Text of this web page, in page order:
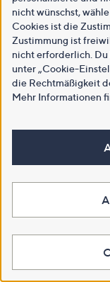
nicht wünschst,
Cookies ist die
Zustimmung ist
nicht erforderlich.
unter „Cookie-
die Rechtmäßigkeit
Mehr Informationen